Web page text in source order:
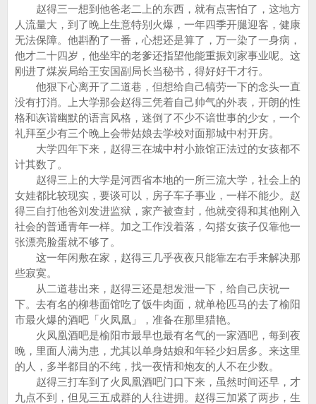
赵得三一想到他爸老二上的东西，就有点害怕了，这地方
人流量大，到了晚上生意特别火爆，一年四季开腿迎客，健康
无法保障。他斟酌了一番，心想还是算了，万一染了一身病，
他才二十四岁，他坐牢的老爹还指望他能重振刘家事业呢。这
刚进了煤炭局给王安国副局长当秘书，得好好干才行。
他狠下心离开了二道巷，但想给自己犒劳一下的念头一直
没有打消。上大学那会赵得三凭着自己帅气的外表，开朗的性
格和诙谐幽默的语言风格，迷倒了不少不谙世事的少女，一个
礼拜至少有三个晚上会带姑娘去学校对面那城中村开房。
大学四年下来，赵得三在城中村小旅馆正法过的女孩都不
计其数了。
赵得三上的大学是河西省本地的一所三流大学，社会上的
女娃都比较现实，要谈可以，房子车子事业，一样不能少。赵
得三自打他爸刘发进监狱，家产被查封，他就变得和其他刚入
社会的普通青年一样。加之工作没着落，勾搭女孩子仅靠他一
张漂亮脸蛋就不够了。
这一年闲敷在家，赵得三几乎夜夜只能靠左右手来解决那
些寂寞。
从二道巷出来，赵得三还是想发泄一下，给自己庆祝一
下。去有名的柳巷面馆吃了饭牛肉面，就单枪匹马的去了榆阳
市最火爆的酒吧「火凤凰」，准备在那里猎艳。
火凤凰酒吧是榆阳市最早也最有名气的一家酒吧，每到夜
晚，里面人满为患，尤其以单身姑娘和年轻少妇居多。来这里
的人，多半都目的不纯，找一夜情和炮友的人不在少数。
赵得三打车到了火凤凰酒吧门口下来，虽然时间还早，才
九点不到，但见三五成群的人往进拥。赵得三加紧了两步，生